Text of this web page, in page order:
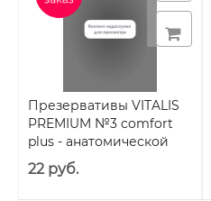
Презервативы VITALIS
PREMIUM №3 comfort
plus - анатомической
формы
22 руб.